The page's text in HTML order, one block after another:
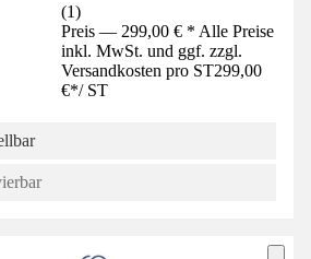
(1)
Preis — 299,00 € * Alle Preise
inkl. MwSt. und ggf. zzgl.
Versandkosten pro ST299,00
€*/ ST